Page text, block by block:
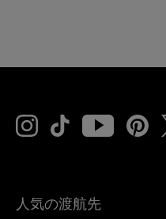
人気の渡航先